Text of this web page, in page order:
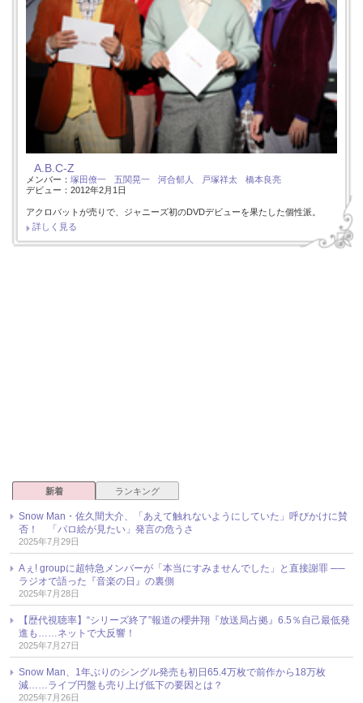
A.B.C-Z
メンバー： 塚田僚一 五関晃一 河合郁人 戸塚祥太
橋本良亮
デビュー：2012年2月1日
アクロバットが売りで、ジャニーズ初のDVDデビューを果たした個性派。
詳しく見る
新着 ランキング
Snow Man・佐久間大介、「あえて触れないようにしていた」呼びかけに賛
否！ 「パロ絵が見たい」発言の危うさ
2025年7月29日
Aぇ! groupに超特急メンバーが「本当にすみませんでした」と直接謝罪 ──
ラジオで語った『音楽の日』の裏側
2025年7月28日
【歴代視聴率】“シリーズ終了”報道の櫻井翔『放送局占拠』6.5％自己最低発
進も……ネットで大反響！
2025年7月27日
Snow Man、1年ぶりのシングル発売も初日65.4万枚で前作から18万枚
減……ライブ円盤も売り上げ低下の要因とは？
2025年7月26日